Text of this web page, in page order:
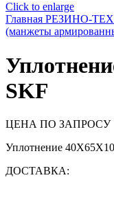
Click to enlarge
Главная РЕЗИНО-
(манжеты
SKF
ЦЕНА ПО ЗАПРОСУ
Уплотнение
ДОСТАВКА: